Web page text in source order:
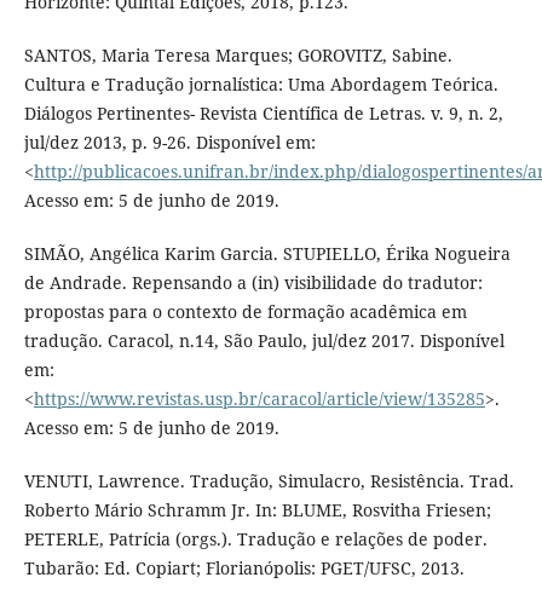
SANTOS, Maria Teresa Marques; GOROVITZ, Sabine.
Cultura e Tradução jornalística: Uma Abordagem Teórica.
Diálogos Pertinentes- Revista Científica de Letras. v. 9, n. 2,
jul/dez 2013, p. 9-26. Disponível em:
<http://publicacoes.unifran.br/index.php/dialogospertinentes/
Acesso em: 5 de junho de 2019.
SIMÃO, Angélica Karim Garcia. STUPIELLO, Érika Nogueira
de Andrade. Repensando a (in) visibilidade do tradutor:
propostas para o contexto de formação acadêmica em
tradução. Caracol, n.14, São Paulo, jul/dez 2017. Disponível
em:
<https://www.revistas.usp.br/caracol/article/view/135285>.
Acesso em: 5 de junho de 2019.
VENUTI, Lawrence. Tradução, Simulacro, Resistência. Trad.
Roberto Mário Schramm Jr. In: BLUME, Rosvitha Friesen;
PETERLE, Patrícia (orgs.). Tradução e relações de poder.
Tubarão: Ed. Copiart; Florianópolis: PGET/UFSC, 2013.